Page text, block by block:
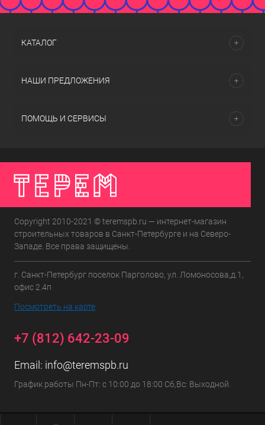
КАТАЛОГ
НАШИ ПРЕДЛОЖЕНИЯ
ПОМОЩЬ И СЕРВИСЫ
Copyright 2010-2021 © teremspb.ru — интернет-магазин
строительных товаров в Санкт-Петербурге и на Северо-
Западе. Все права защищены.
г. Санкт-Петербург поселок Парголово, ул. Ломоносова,д.1,
офис 2.4п
Посмотреть на карте
+7 (812) 642-23-09
Email: info@teremspb.ru
График работы Пн-Пт: с 10:00 до 18:00 Сб,Вс: Выходной.